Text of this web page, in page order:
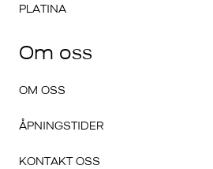
PLATINA
Om oss
OM OSS
ÅPNINGSTIDER
KONTAKT OSS